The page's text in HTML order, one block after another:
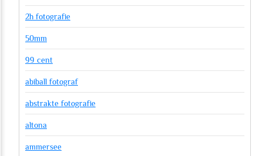
2h fotografie
50mm
99 cent
abiball fotograf
abstrakte fotografie
altona
ammersee